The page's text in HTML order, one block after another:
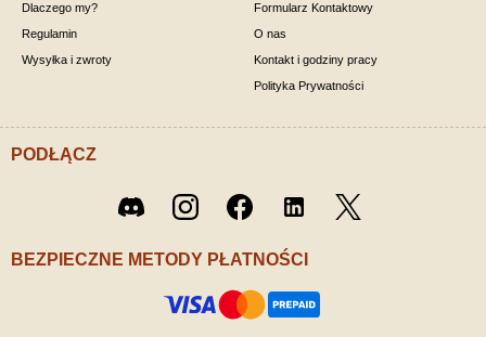
Dlaczego my?
Regulamin
Wysyłka i zwroty
Formularz Kontaktowy
O nas
Kontakt i godziny pracy
Polityka Prywatności
PODŁĄCZ
Discord Instagram Facebook LinkedIn
BEZPIECZNE METODY PŁATNOŚCI